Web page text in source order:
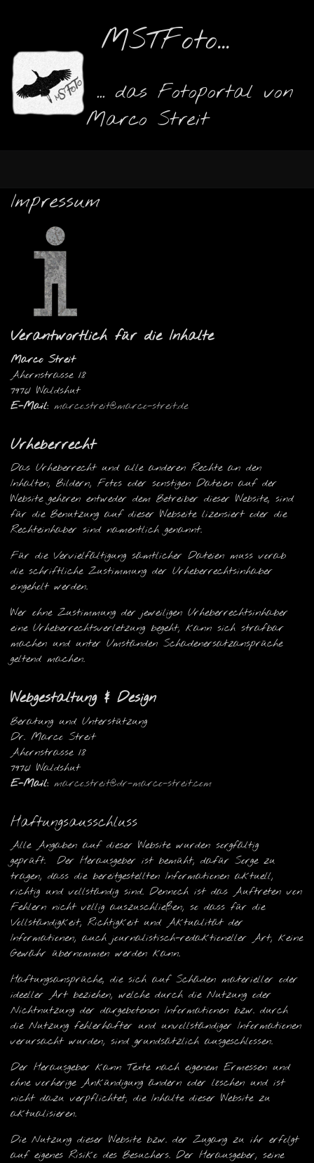
MSTFoto...
... das Fotoportal von
Marco Streit
Impressum
Verantwortlich für die Inhalte
Marco Streit
Ahornstrasse 18
79761 Waldshut
E-Mail: marco.streit@marco-streit.de
Urheberrecht
Das Urheberrecht und alle anderen Rechte an den
Inhalten, Bildern, Fotos oder sonstigen Dateien auf der
Website gehören entweder dem Betreiber dieser Website, sind
für die Benutzung auf dieser Webseite lizensiert oder die
Rechteinhaber sind namentlich genannt.
Für die Vervielfältigung sämtlicher Dateien muss vorab
die schriftliche Zustimmung der Urheberrechtsinhaber
eingeholt werden.
Wer ohne Zustimmung der jeweiligen Urheberrechtsinhaber
eine Urheberrechtsverletzung begeht, kann sich strafbar
machen und unter Umständen Schadenersatzansprüche
geltend machen.
Webgestaltung & Design
Beratung und Unterstützung
Dr. Marco Streit
Ahornstrasse 18
79761 Waldshut
E-Mail: marco.streit@dr-marco-streit.com
Haftungsausschluss
Alle Angaben auf dieser Website wurden sorgfältig
geprüft. Der Herausgeber ist bemüht, dafür Sorge zu
tragen, dass die bereitgestellten Informationen aktuell,
richtig und vollständig sind. Dennoch ist das Auftreten von
Fehlern nicht völlig auszuschließen, so dass für die
Vollständigkeit, Richtigkeit und Aktualität der
Informationen, auch journalistisch-redaktioneller Art, keine
Gewähr übernommen werden kann.
Haftungsansprüche, die sich auf Schäden materieller oder
ideeller Art beziehen, welche durch die Nutzung oder
Nichtnutzung der dargebotenen Informationen bzw. durch
die Nutzung fehlerhafter und unvollständiger Informationen
verursacht wurden, sind grundsätzlich ausgeschlossen.
Der Herausgeber kann Texte nach eigenem Ermessen und
ohne vorherige Ankündigung ändern oder löschen und ist
nicht dazu verpflichtet, die Inhalte dieser Website zu
aktualisieren.
Die Nutzung dieser Website bzw. der Zugang zu ihr erfolgt
auf eigenes Risiko des Besuchers. Der Herausgeber, seine